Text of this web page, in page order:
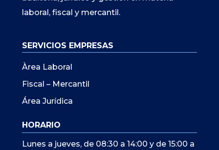
laboral, fiscal y mercantil.
SERVICIOS EMPRESAS
Àrea Laboral
Fiscal – Mercantil
Área Jurídica
HORARIO
Lunes a jueves, de 08:30 a 14:00 y de 15:00 a